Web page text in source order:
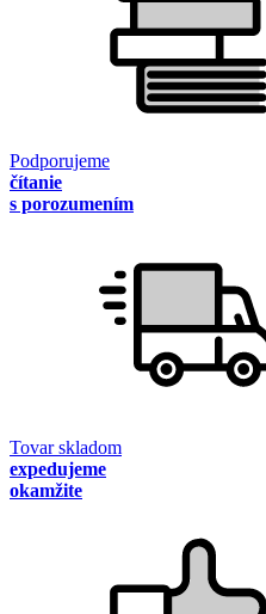
Podporujeme
čítanie
s porozumením
Tovar skladom
expedujeme
okamžite